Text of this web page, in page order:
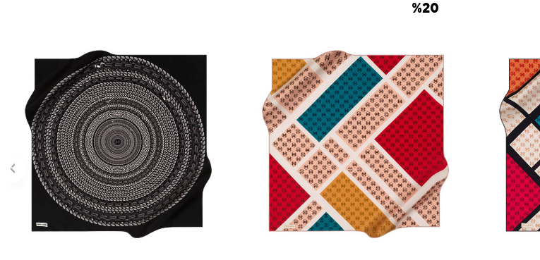
%20